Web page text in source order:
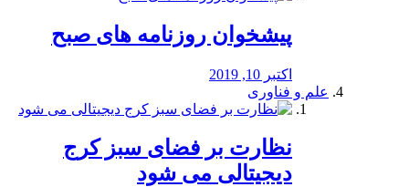
پیشخوان روزنامه های صبح
اکتبر 10, 2019
علم و فناوری
نظارت بر فضای سبز کرج
دیجیتالی می شود